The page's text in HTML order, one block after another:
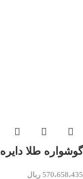
گوشواره طلا دایره 2 تکه E119
570،658،435 ریال